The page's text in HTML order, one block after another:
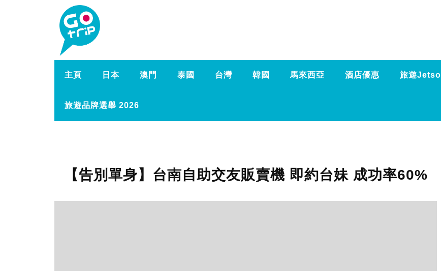
主頁 日本 澳門 泰國 台灣 韓國 馬來西亞 酒店優惠 旅遊Jetso
旅遊品牌選舉 2026
【告別單身】台南自助交友販賣機 即約台妹 成功率60%